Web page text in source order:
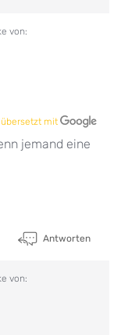
von:
übersetzt mit
jemand eine
Antworten
von: